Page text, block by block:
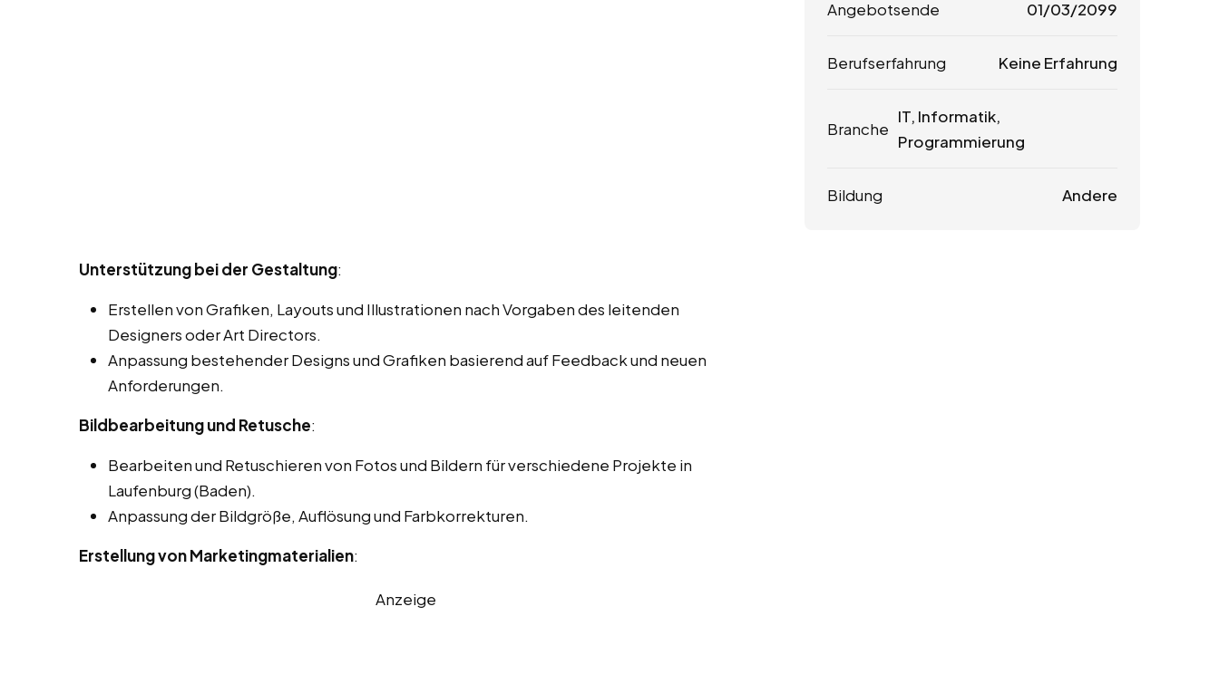
Unterstützung bei der Gestaltung:
Erstellen von Grafiken, Layouts und Illustrationen nach Vorgaben des leitenden
Designers oder Art Directors.
Anpassung bestehender Designs und Grafiken basierend auf Feedback und neuen
Anforderungen.
Bildbearbeitung und Retusche:
Bearbeiten und Retuschieren von Fotos und Bildern für verschiedene Projekte in
Laufenburg (Baden).
Anpassung der Bildgröße, Auflösung und Farbkorrekturen.
Erstellung von Marketingmaterialien:
Anzeige
Angebotsende 01/03/2099
Berufserfahrung Keine Erfahrung
Branche
IT, Informatik,
Programmierung
Bildung Andere